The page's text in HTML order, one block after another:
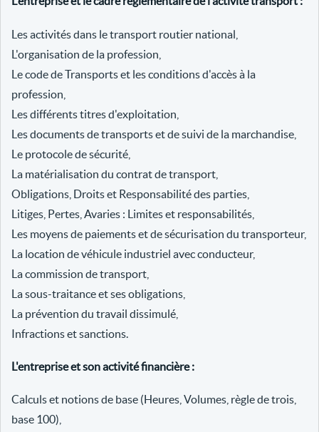
Les activités dans le transport routier national,
L'organisation de la profession,
Le code de Transports et les conditions d'accès à la
profession,
Les différents titres d'exploitation,
Les documents de transports et de suivi de la marchandise,
Le protocole de sécurité,
La matérialisation du contrat de transport,
Obligations, Droits et Responsabilité des parties,
Litiges, Pertes, Avaries : Limites et responsabilités,
Les moyens de paiements et de sécurisation du transporteur,
La location de véhicule industriel avec conducteur,
La commission de transport,
La sous-traitance et ses obligations,
La prévention du travail dissimulé,
Infractions et sanctions.
L'entreprise et son activité financière :
Calculs et notions de base (Heures, Volumes, règle de trois,
base 100),